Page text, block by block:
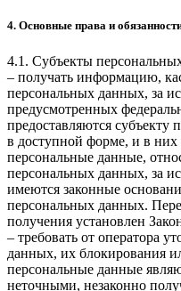
4. Основные права и
4.1. Субъекты
– получать информацию,
персональных данных, за
предусмотренных
предоставляются
в доступной форме, и в
персональные данные,
персональных данных, за
имеются законные
персональных данных.
получения установлен
– требовать от оператора
данных, их блокирования
персональные данные
неточными, незаконно